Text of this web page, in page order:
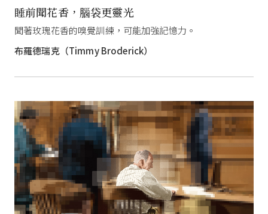
睡前聞花香，腦袋更靈光
聞著玫瑰花香的嗅覺訓練，可能加強記憶力。
布羅德瑞克（Timmy Broderick）